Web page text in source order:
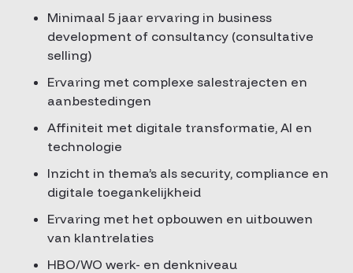
Minimaal 5 jaar ervaring in business
development of consultancy (consultative
selling)
Ervaring met complexe salestrajecten en
aanbestedingen
Affiniteit met digitale transformatie, AI en
technologie
Inzicht in thema’s als security, compliance en
digitale toegankelijkheid
Ervaring met het opbouwen en uitbouwen
van klantrelaties
HBO/WO werk- en denkniveau